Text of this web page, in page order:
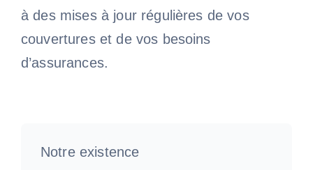
à des mises à jour régulières de vos
couvertures et de vos besoins
d’assurances.
Notre existence